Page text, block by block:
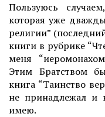
Пользуюсь
которая уже
религии”
книги в рубрике
меня
Этим Братством
книга “Таинство
не принадлежал и
имею.